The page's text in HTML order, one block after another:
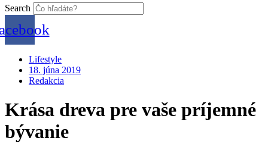
Search
Lifestyle
18. júna 2019
Redakcia
Krása dreva pre vaše príjemné
bývanie